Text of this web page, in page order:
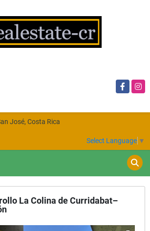
Facebook
José, Costa Rica
Select Language ▼
La Colina de Curridabat–